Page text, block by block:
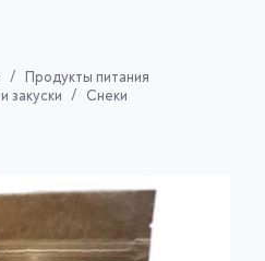
Продукты питания
закуски
Снеки